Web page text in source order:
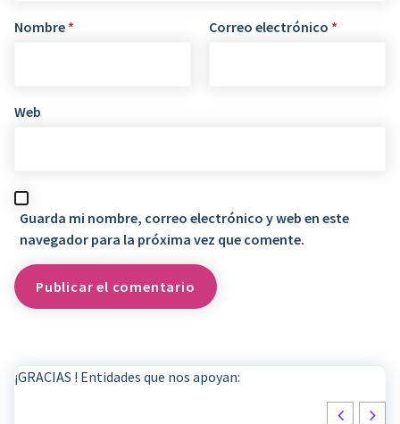
Nombre * Correo electrónico *
Web
Guarda mi nombre, correo electrónico y web en este
navegador para la próxima vez que comente.
¡GRACIAS ! Entidades que nos apoyan: